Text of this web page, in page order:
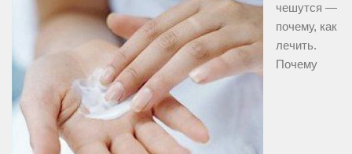
чешутся —
почему, как
лечить.
Почему